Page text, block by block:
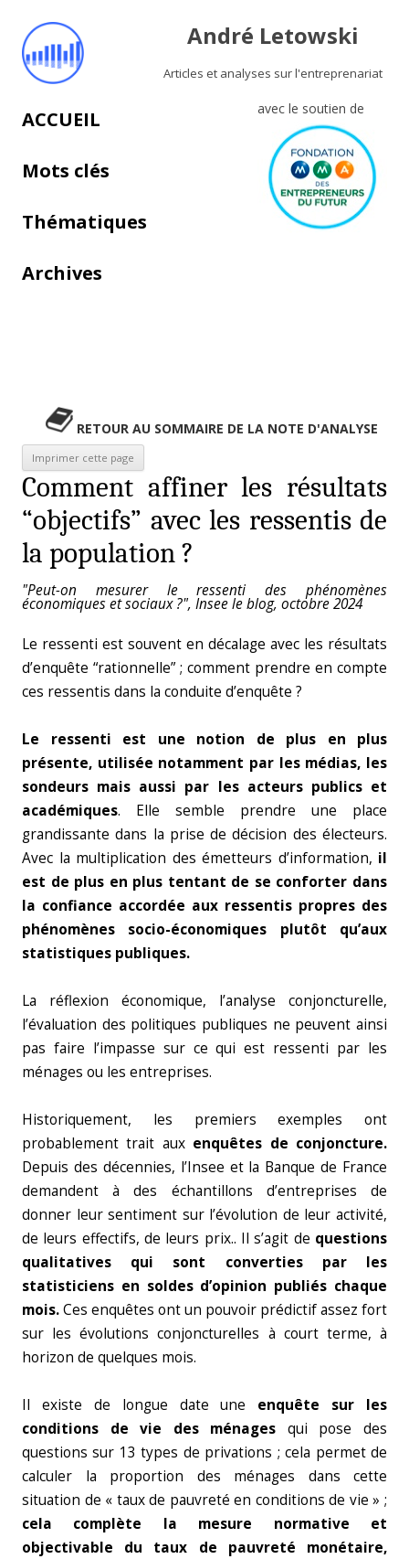
André Letowski
Articles et analyses sur l'entreprenariat
avec le soutien de
Aller au contenu principal
ACCUEIL
Mots clés
Thématiques
Archives
RETOUR AU SOMMAIRE DE LA NOTE D'ANALYSE
Comment affiner les résultats
“objectifs” avec les ressentis de
la population ?
"Peut-on mesurer le ressenti des phénomènes
économiques et sociaux ?", Insee le blog, octobre 2024
Le ressenti est souvent en décalage avec les résultats
d’enquête “rationnelle” ; comment prendre en compte
ces ressentis dans la conduite d’enquête ?
Le ressenti est une notion de plus en plus
présente, utilisée notamment par les médias, les
sondeurs mais aussi par les acteurs publics et
académiques. Elle semble prendre une place
grandissante dans la prise de décision des électeurs.
Avec la multiplication des émetteurs d’information, il
est de plus en plus tentant de se conforter dans
la confiance accordée aux ressentis propres des
phénomènes socio-économiques plutôt qu’aux
statistiques publiques.
La réflexion économique, l’analyse conjoncturelle,
l’évaluation des politiques publiques ne peuvent ainsi
pas faire l’impasse sur ce qui est ressenti par les
ménages ou les entreprises.
Historiquement, les premiers exemples ont
probablement trait auxenquêtes de conjoncture.
Depuis des décennies, l’Insee et la Banque de France
demandent à des échantillons d’entreprises de
donner leur sentiment sur l’évolution de leur activité,
de leurs effectifs, de leurs prix.. Il s’agit de questions
qualitatives qui sont converties par les
statisticiens en soldes d’opinion publiés chaque
mois.Ces enquêtes ont un pouvoir prédictif assez fort
sur les évolutions conjoncturelles à court terme, à
horizon de quelques mois.
Il existe de longue date une enquête sur les
conditions de vie des ménages qui pose des
questions sur 13 types de privations ; cela permet de
calculer la proportion des ménages dans cette
situation de « taux de pauvreté en conditions de vie » ;
cela complète la mesure normative et
objectivable du taux de pauvreté monétaire,